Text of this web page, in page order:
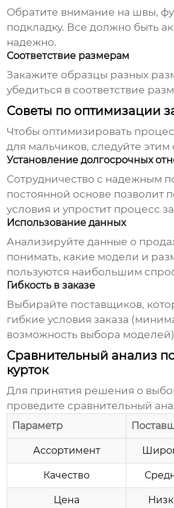
Обратите внимание на швы,
подкладку. Все должно быть
надежно.
Соответствие размерам
Закажите образцы разных
убедиться в соответствие
Советы по оптимизации
Чтобы оптимизировать
для мальчиков, следуйте этим
Установление долгосрочных
Сотрудничество с надежным
постоянной основе позволит
условия и упростит процесс
Использование данных
Анализируйте данные о
понимать, какие модели и
пользуются наибольшим
Гибкость в заказе
Выбирайте поставщиков,
гибкие условия заказа
возможность выбора
Сравнительный анализ
курток
Для принятия решения о
проведите сравнительный
Параметр
Ассортимент
Качество
Цена